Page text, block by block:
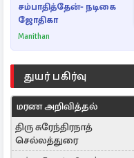
சம்பாதித்தேன்- நடிகை
ஜோதிகா
Manithan
துயர் பகிர்வு
மரண அறிவித்தல்
திரு சுரேந்திரநாத்
செல்லத்துரை